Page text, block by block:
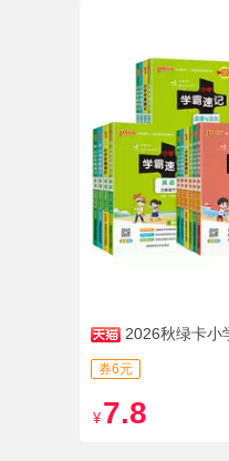
2026秋绿卡小
券6元
¥ 7.8